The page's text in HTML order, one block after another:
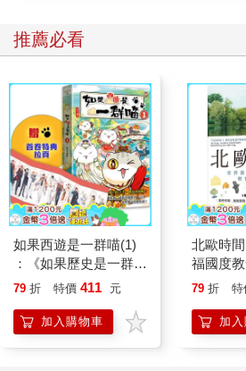
推薦必看
如果西遊是一群喵(1)
：《如果歷史是一群
喵》作者最新力作，附
79 折 特價 411 元
加入購物車
北歐時
福國度
79 折 特
加